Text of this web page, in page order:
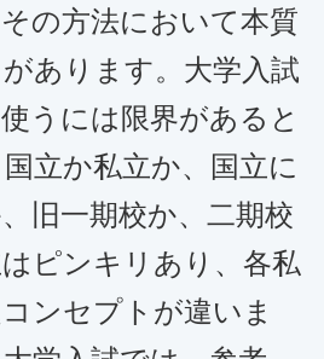
の方法において本質
あります。大学入試
うには限界があると
立か私立か、国立に
旧一期校か、二期校
ピンキリあり、各私
ンセプトが違いま